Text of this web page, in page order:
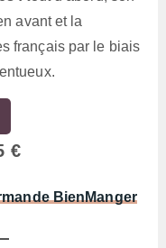
avant et la
français par le biais
€
BienManger